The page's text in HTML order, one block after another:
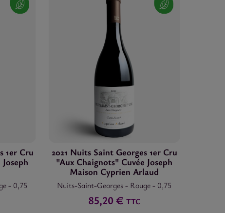
1er Cru
- 0,75
2021 Nuits Saint Georges 1er Cru
"Aux Chaignots" Cuvée Joseph
Maison Cyprien Arlaud
Nuits-Saint-Georges- Rouge- 0,75
85,20 €TTC